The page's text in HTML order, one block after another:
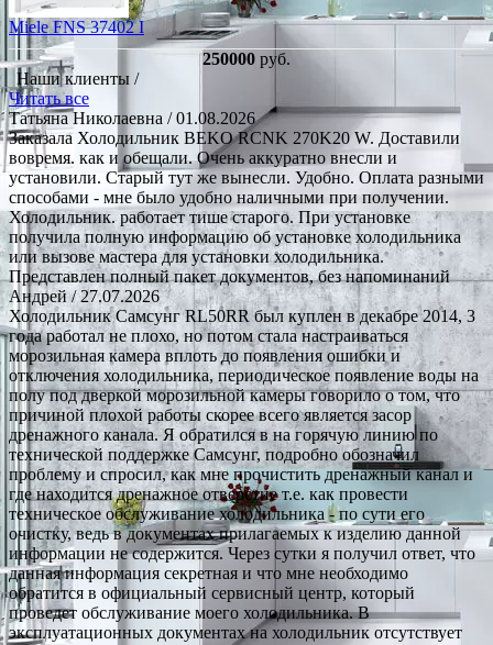
Miele FNS 37402 I
250000 руб.
Наши клиенты /
Читать все
Татьяна Николаевна / 01.08.2026
Заказала Холодильник BEKO RCNK 270K20 W. Доставили
вовремя. как и обещали. Очень аккуратно внесли и
установили. Старый тут же вынесли. Удобно. Оплата разными
способами - мне было удобно наличными при получении.
Холодильник. работает тише старого. При установке
получила полную информацию об установке холодильника
или вызове мастера для установки холодильника.
Представлен полный пакет документов, без напоминаний
Андрей/ 27.07.2026
Холодильник Самсунг RL50RR был куплен в декабре 2014, 3
года работал не плохо, но потом стала настраиваться
морозильная камера вплоть до появления ошибки и
отключения холодильника, периодическое появление воды на
полу под дверкой морозильной камеры говорило о том, что
причиной плохой работы скорее всего является засор
дренажного канала. Я обратился в на горячую линию по
технической поддержке Самсунг, подробно обозначил
проблему и спросил, как мне прочистить дренажный канал и
где находится дренажное отверстие т.е. как провести
техническое обслуживание холодильника - по сути его
очистку, ведь в документах прилагаемых к изделию данной
информации не содержится. Через сутки я получил ответ, что
данная информация секретная и что мне необходимо
обратится в официальный сервисный центр, который
проведет обслуживание моего холодильника. В
эксплуатационных документах на холодильник отсутствует